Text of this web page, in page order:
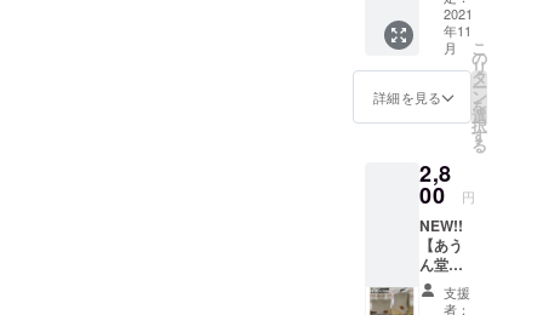
ル貼
付）で
あうん
堂オリ
ジナル
おつま
みとし
できる
ことに
なりま
したの
で「お
うち de
あうん
堂」シ
琲文庫
（函館
市） ※
製造に
なりま
はあり
ませ
ん。 ※
常温保
存品
（保存
期間約1
了後の
製造と
なるた
め、制
限数は
トレ
ターで
を予定
してお
りま
す。 ■
楽屋壁
ラータ
オルで
す。 プ
ロジェ
クト終
了後
礼の
メール
をお送
りいた
しま
す。 サ
イズ：
W1,000
2021
年11
月
詳細を見る
こ
の
リ
タ
ー
ン
を
選
択
す
る
2,8
00 円
NEW!!
【あう
ん堂オ
リジナ
ルトー
支援
者：